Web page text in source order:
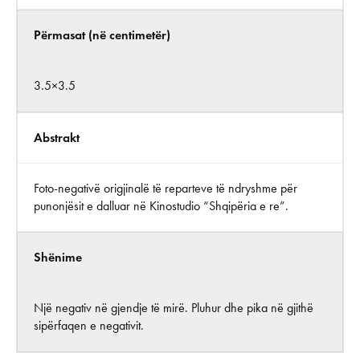
Përmasat (në centimetër)
3.5×3.5
Abstrakt
Foto-negativë origjinalë të reparteve të ndryshme për
punonjësit e dalluar në Kinostudio “Shqipëria e re”.
Shënime
Një negativ në gjendje të mirë. Pluhur dhe pika në gjithë
sipërfaqen e negativit.